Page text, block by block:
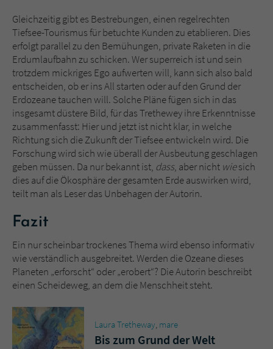
Gleichzeitig gibt es Bestrebungen, einen regelrechten
Tiefsee-Tourismus für betuchte Kunden zu etablieren. Dies
erfolgt parallel zu den Bemühungen, private Raketen in die
Erdumlaufbahn zu schicken. Wer superreich ist und sein
trotzdem mickriges Ego aufwerten will, kann sich also bald
entscheiden, ob er ins All starten oder auf den Grund der
Erdozeane tauchen will. Solche Pläne fügen sich in das
insgesamt düstere Bild, für das Trethewey ihre Erkenntnisse
zusammenfasst: Hier und jetzt ist nicht klar, in welche
Richtung sich die Zukunft der Tiefsee entwickeln wird. Die
Forschung wird sich wie überall der Ausbeutung geschlagen
geben müssen. Da nur bekannt ist, dass, aber nicht wiesich
dies auf die Ökosphäre der gesamten Erde auswirken wird,
teilt man als Leser das Unbehagen der Autorin.
Fazit
Ein nur scheinbar trockenes Thema wird ebenso informativ
wie verständlich ausgebreitet. Werden die Ozeane dieses
Planeten „erforscht“ oder „erobert“? Die Autorin beschreibt
einen Scheideweg, an dem die Menschheit steht.
Laura Tretheway mare
Bis zum Grund der Welt